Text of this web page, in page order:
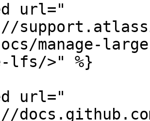
url="
manage-
lfs/>" %}
url="